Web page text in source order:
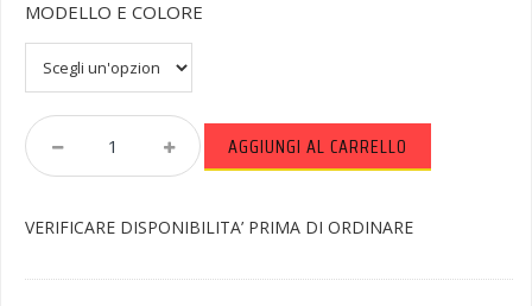
MODELLO E COLORE
LENTE
MASCHERA
100%
Quantity
AGGIUNGI AL CARRELLO
VERIFICARE DISPONIBILITA’ PRIMA DI ORDINARE